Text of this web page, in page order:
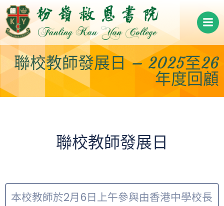
Skip
to
content
聯校教師發展日 – 2025至26
年度回顧
聯校教師發展日
本校教師於2月6日上午參與由香港中學校長